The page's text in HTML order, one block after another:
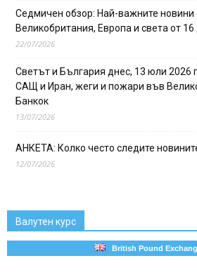
Седмичен обзор: Най-важните новини
Великобритания, Европа и света от 16
22/07/2026
Светът и България днес, 13 юли 2026
САЩ и Иран, жеги и пожари във
Банкок
13/07/2026
АНКЕТА: Колко често следите
12/07/2026
Валутен курс
British Pound